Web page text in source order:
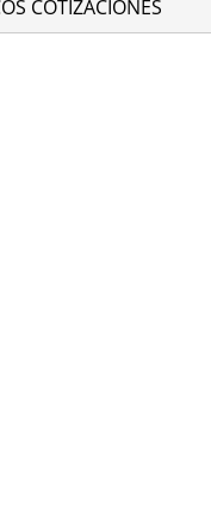
COTIZACIONES